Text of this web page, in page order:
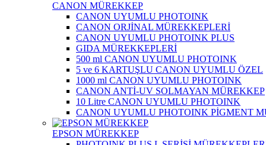
CANON MÜREKKEP
CANON UYUMLU PHOTOINK
CANON ORJİNAL MÜREKKEPLERİ
CANON UYUMLU PHOTOINK PLUS
GIDA MÜREKKEPLERİ
500 ml CANON UYUMLU PHOTOINK
5 ve 6 KARTUŞLU CANON UYUMLU ÖZEL
1000 ml CANON UYUMLU PHOTOINK
CANON ANTİ-UV SOLMAYAN MÜREKKEP
10 Litre CANON UYUMLU PHOTOINK
CANON UYUMLU PHOTOINK PİGMENT
EPSON MÜREKKEP